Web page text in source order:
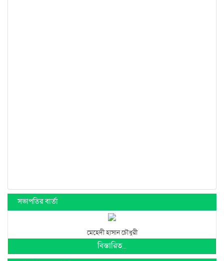
সভাপতির বার্তা
মেহেদী হাসান চৌধুরী
বিস্তারিত...